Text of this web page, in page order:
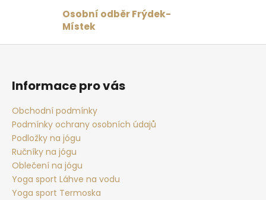
v
y
u
Osobní odběr Frýdek-
Místek
Informace pro vás
Obchodní podmínky
Podmínky ochrany osobních údajů
Podložky na jógu
Ručníky na jógu
Oblečení na jógu
Yoga sport Láhve na vodu
Yoga sport Termoska